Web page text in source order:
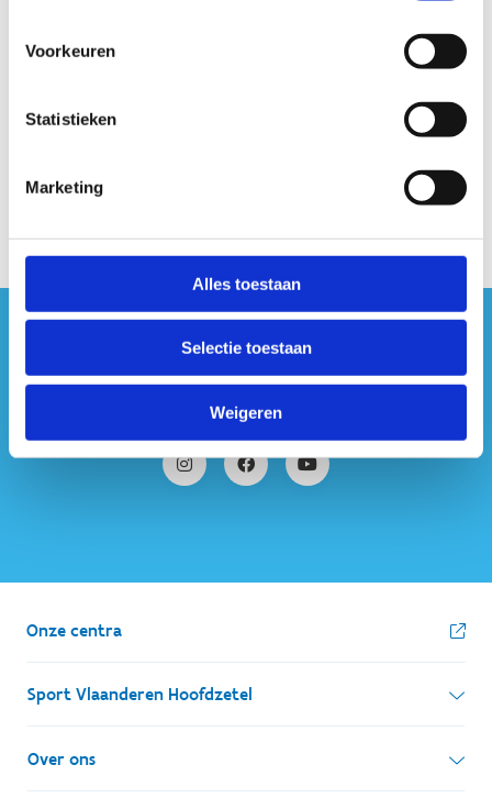
Voorkeuren
Statistieken
Marketing
Alles toestaan
Selectie toestaan
Weigeren
#sportersbelevenmeer
Onze centra
Sport Vlaanderen Hoofdzetel
Simon Bolivarlaan 17
Over ons